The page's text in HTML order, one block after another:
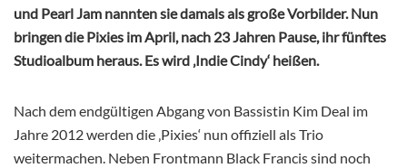
und Pearl Jam nannten sie damals als große Vorbilder. Nun
bringen die Pixies im April, nach 23 Jahren Pause, ihr fünftes
Studioalbum heraus. Es wird ‚Indie Cindy‘ heißen.
Nach dem endgültigen Abgang von Bassistin Kim Deal im
Jahre 2012 werden die ‚Pixies‘ nun offiziell als Trio
weitermachen. Neben Frontmann Black Francis sind noch